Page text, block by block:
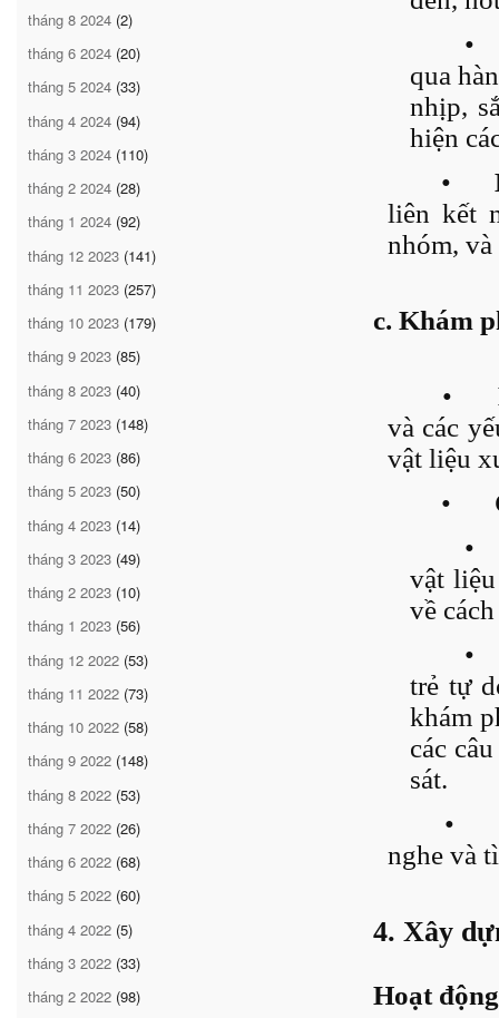
tháng 8 2024 (2)
tháng 6 2024 (20)
tháng 5 2024 (33)
tháng 4 2024 (94)
tháng 3 2024 (110)
tháng 2 2024 (28)
tháng 1 2024 (92)
tháng 12 2023 (141)
tháng 11 2023 (257)
tháng 10 2023 (179)
tháng 9 2023 (85)
tháng 8 2023 (40)
tháng 7 2023 (148)
tháng 6 2023 (86)
tháng 5 2023 (50)
tháng 4 2023 (14)
tháng 3 2023 (49)
tháng 2 2023 (10)
tháng 1 2023 (56)
tháng 12 2022 (53)
tháng 11 2022 (73)
tháng 10 2022 (58)
tháng 9 2022 (148)
tháng 8 2022 (53)
tháng 7 2022 (26)
tháng 6 2022 (68)
tháng 5 2022 (60)
tháng 4 2022 (5)
tháng 3 2022 (33)
tháng 2 2022 (98)
•
qua
nhịp,
hiện
•
liên kết
nhóm,
c. Khám
•
và các
vật liệu
•
•
vật
về
•
trẻ tự
khám
các
sát.
•
nghe và
4. Xây
Hoạt